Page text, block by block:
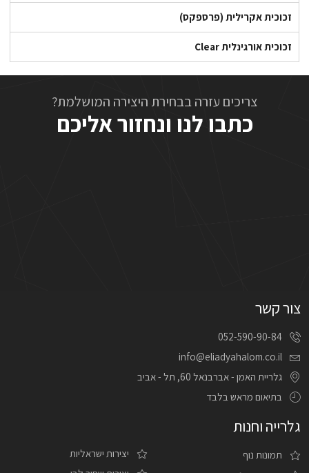
זכוכית אקרילית (פרספקס)
זכוכית אורגינלית Clear
צריכים עזרה בבחירת היצירה המושלמת?
כתבו לנו ונחזור אליכם
צור קשר
052-590-90-84
info@eliadyahalom.co.il
גלריית האמן - אברבנאל 60, תל - אביב
בתיאום מראש בלבד
גלרייה וחנות
תמונות נוף
יצירות ישראליות